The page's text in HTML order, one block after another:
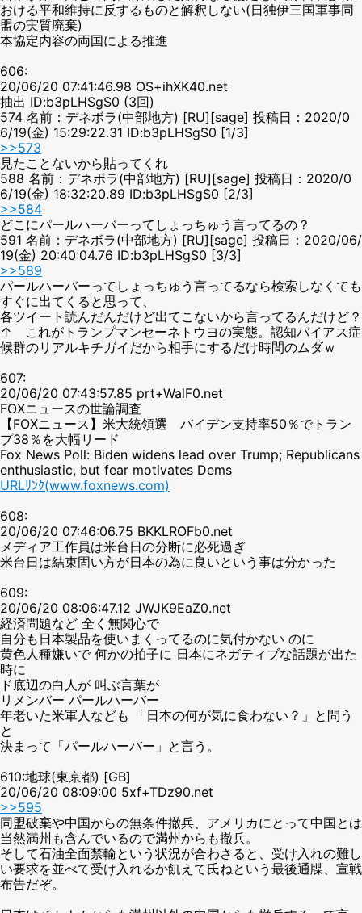
おける平和維持に反するものと解釈しない(日独伊三国軍事同
盟の実質廃棄)
本協定内容の両国による推進
606:
20/06/20 07:41:46.98 OS+ihXK40.net
抽出 ID:b3pLHSgS0 (3回)
574 名前：デネボラ(中部地方) [RU][sage] 投稿日：2020/0
6/19(金) 15:29:22.31 ID:b3pLHSgS0 [1/3]
>>573
見たことないから貼ってくれ
588 名前：デネボラ(中部地方) [RU][sage] 投稿日：2020/0
6/19(金) 18:32:20.89 ID:b3pLHSgS0 [2/3]
>>584
どこにパールハーバーってしょっちゅう言ってるの？
591 名前：デネボラ(中部地方) [RU][sage] 投稿日：2020/06/
19(金) 20:40:04.76 ID:b3pLHSgS0 [3/3]
>>589
パールハーバーってしょっちゅう言ってるなら検索しなくても
すぐに出てくると思って、
各ツイート読んだんだけど出てこないから言ってるんだけど？
↑ これがトランプマンセーネトウヨの実態。認知バイアス症
候群のリアルキチガイだから相手にするだけ時間のムダｗ
607:
20/06/20 07:43:57.85 prt+WalF0.net
FOXニュースの世論調査
【FOXニュース】米大統領選 バイデン支持率50％でトラン
プ38％を大幅リード
Fox News Poll: Biden widens lead over Trump; Republicans
enthusiastic, but fear motivates Dems
URLﾘﾝｸ(www.foxnews.com)
608:
20/06/20 07:46:06.75 BKKLROFb0.net
メディア工作員は米台日の分断に必死過ぎ
米台日は結束固い方が日本の為に良いという事は分かった
609:
20/06/20 08:06:47.12 JWJK9EaZ0.net
経済問題など 全く無関心で
自分も日本製品を使いまくってるのに気付かない のに
黄色人種嫌いで 何かの拍子に 日本にネガティブな話題が出た
時に
ド底辺の白人が 叫ぶ言葉が
リメンバー パールハーバー
年老いた米軍人なども 「日本の何が気に食わない？」と問う
と
決まって「パールハーバー」と言う。
610:地球(東京都) [GB]
20/06/20 08:09:00 5xf+TDz90.net
>>595
同盟破棄や中国からの無条件撤兵、アメリカにとって中国とは
当然満州も含んでいるので満州からも撤兵。
そして石油全面禁輸という状況が合わさると、受け入れの難し
い要求を並べて受け入れるか飢えて氏ねという最後通牒、宣戦
布告だぞ。